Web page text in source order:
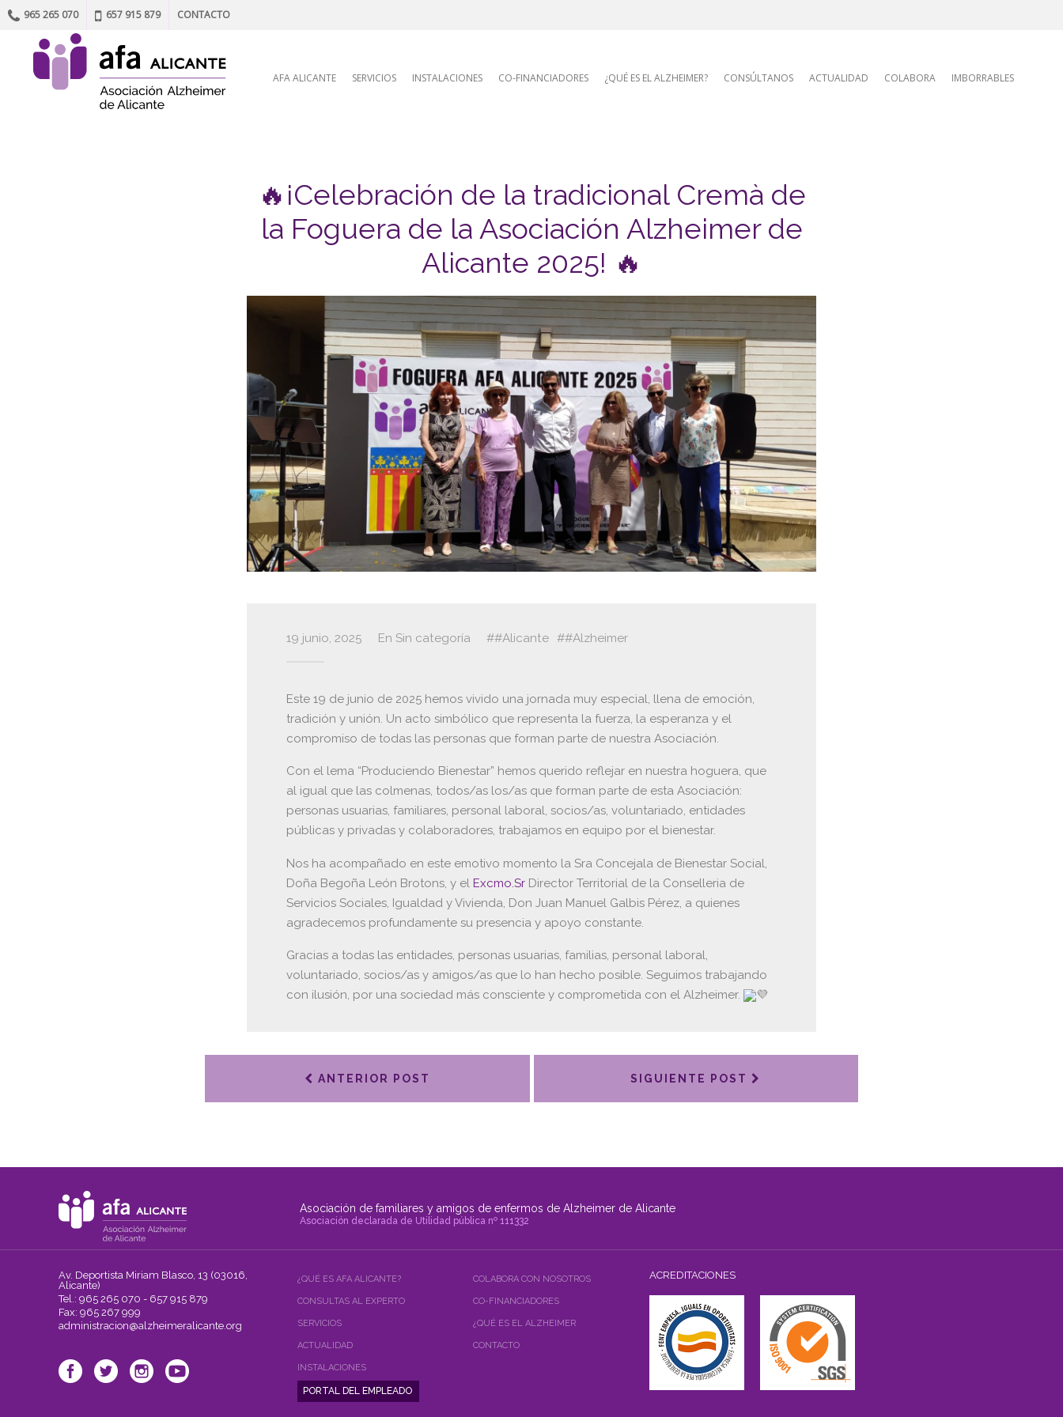
965 265 070 657 915 879 CONTACTO
AFA ALICANTE SERVICIOS INSTALACIONES CO-FINANCIADORES ¿QUÉ ES EL ALZHEIMER? CONSÚLTANOS ACTUALIDAD COLABORA IMBORRABLES
🔥¡Celebración de la tradicional Cremà de
la Foguera de la Asociación Alzheimer de
Alicante 2025! 🔥
19 junio, 2025 En Sin categoría #Alicante #Alzheimer
Este 19 de junio de 2025 hemos vivido una jornada muy especial, llena de emoción,
tradición y unión. Un acto simbólico que representa la fuerza, la esperanza y el
compromiso de todas las personas que forman parte de nuestra Asociación.
Con el lema “Produciendo Bienestar” hemos querido reflejar en nuestra hoguera, que
al igual que las colmenas, todos/as los/as que forman parte de esta Asociación:
personas usuarias, familiares, personal laboral, socios/as, voluntariado, entidades
públicas y privadas y colaboradores, trabajamos en equipo por el bienestar.
Nos ha acompañado en este emotivo momento la Sra Concejala de Bienestar Social,
Doña Begoña León Brotons, y el Excmo.Sr Director Territorial de la Conselleria de
Servicios Sociales, Igualdad y Vivienda, Don Juan Manuel Galbis Pérez, a quienes
agradecemos profundamente su presencia y apoyo constante.
Gracias a todas las entidades, personas usuarias, familias, personal laboral,
voluntariado, socios/as y amigos/as que lo han hecho posible. Seguimos trabajando
con ilusión, por una sociedad más consciente y comprometida con el Alzheimer.
ANTERIOR POST SIGUIENTE POST
Asociación de familiares y amigos de enfermos de Alzheimer de Alicante
Asociación declarada de Utilidad pública nº 111332
Av. Deportista Miriam Blasco, 13 (03016,
Alicante)
Tel.: 965 265 070 - 657 915 879
Fax: 965 267 999
administracion@alzheimeralicante.org
¿QUÉ ES AFA ALICANTE?
CONSULTAS AL EXPERTO
SERVICIOS
ACTUALIDAD
INSTALACIONES
COLABORA CON NOSOTROS
CO-FINANCIADORES
¿QUÉ ES EL ALZHEIMER
CONTACTO
ACREDITACIONES